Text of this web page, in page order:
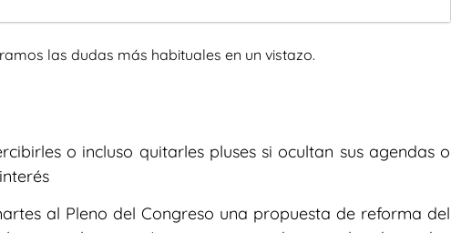
las dudas más habituales en un vistazo.
o incluso quitarles pluses si ocultan sus agendas o
al Pleno del Congreso una propuesta de reforma del